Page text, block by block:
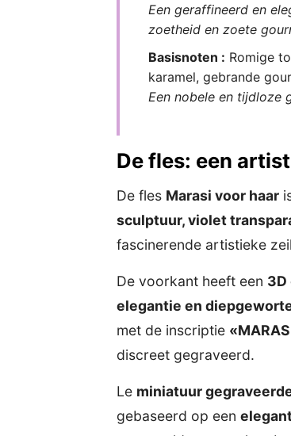
Een geraffineerd en
zoetheid en zoete
Basisnoten : Romige
karamel, gebrande
Een nobele en tijdloze
De fles: een
De fles Marasi voor haar
sculptuur, violet
fascinerende artistieke
De voorkant heeft een 3D
elegantie en
met de inscriptie
discreet gegraveerd.
Le miniatuur
gebaseerd op een